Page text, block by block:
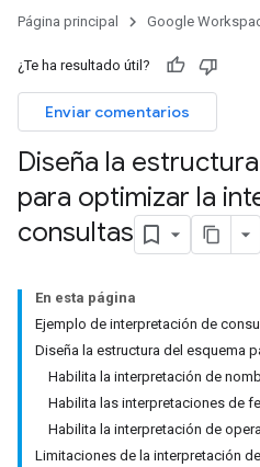
Página principal Google
¿Te ha resultado útil?
Enviar comentarios
Diseña la
para optimizar la
consultas
En esta página
Ejemplo de interpretación de
Diseña la estructura del esquema
Habilita la interpretación de
Habilita las interpretaciones de
Habilita la interpretación de
Limitaciones de la interpretación